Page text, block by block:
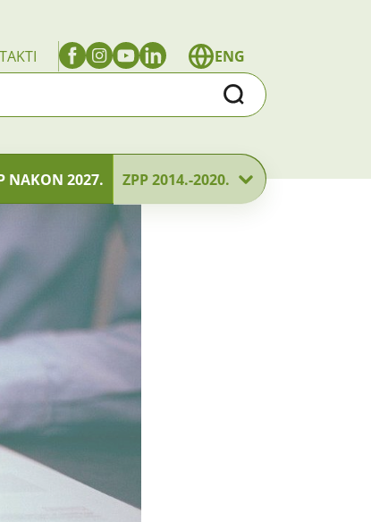
ENG
Traži
NAKON 2027. ZPP 2014.-2020.